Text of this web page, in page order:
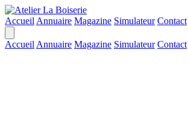
Accueil Annuaire Magazine Simulateur Contact
Accueil Annuaire Magazine Simulateur Contact